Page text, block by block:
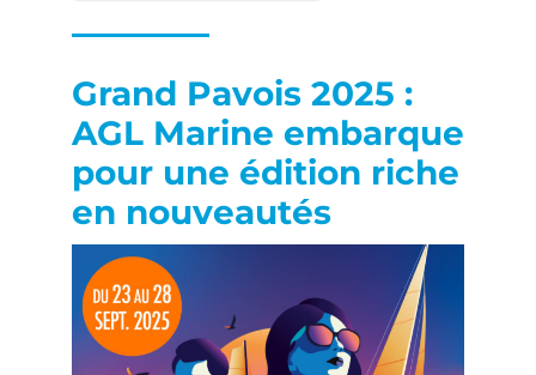
Grand Pavois 2025 :
AGL Marine embarque
pour une édition riche
en nouveautés